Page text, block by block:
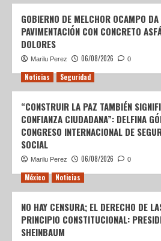
GOBIERNO DE MELCHOR OCAMPO
PAVIMENTACIÓN CON CONCRETO
DOLORES
Marilu Perez 06/08/2026 0
Noticias Seguridad
“CONSTRUIR LA PAZ TAMBIÉN
CONFIANZA CIUDADANA”: DELFINA
CONGRESO INTERNACIONAL DE
SOCIAL
Marilu Perez 06/08/2026 0
México Noticias
NO HAY CENSURA; EL DERECHO DE
PRINCIPIO CONSTITUCIONAL:
SHEINBAUM